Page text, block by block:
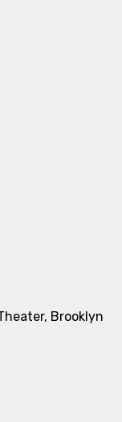
Brooklyn